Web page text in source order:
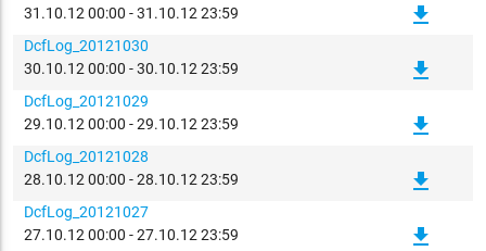
31.10.12 00:00 - 31.10.12 23:59
file_download
DcfLog_20121030
30.10.12 00:00 - 30.10.12 23:59
file_download
DcfLog_20121029
29.10.12 00:00 - 29.10.12 23:59
file_download
DcfLog_20121028
28.10.12 00:00 - 28.10.12 23:59
file_download
DcfLog_20121027
27.10.12 00:00 - 27.10.12 23:59
file_download